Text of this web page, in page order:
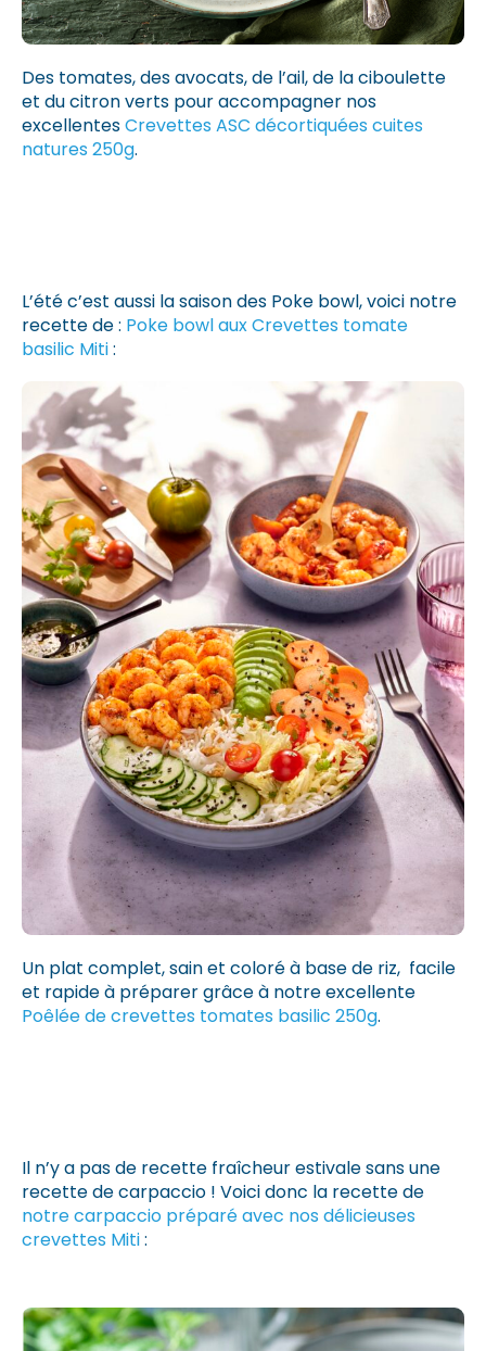
Des tomates, des avocats, de l’ail, de la ciboulette
et du citron verts pour accompagner nos
excellentesCrevettes ASC décortiquées cuites
natures 250g.
L’été c’est aussi la saison des Poke bowl, voici notre
recette de : Poke bowl aux Crevettes tomate
basilic Miti:
Un plat complet, sain et coloré à base de riz, facile
et rapide à préparer grâce à notre excellente
Poêlée de crevettes tomates basilic 250g.
Il n’y a pas de recette fraîcheur estivale sans une
recette de carpaccio ! Voici donc la recette de
notre carpaccio préparé avec nos délicieuses
crevettes Miti: